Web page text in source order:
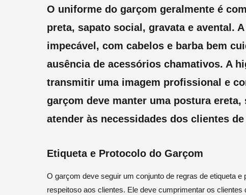
O uniforme do garçom geralmente é
preta, sapato social, gravata e avental.
impecável, com cabelos e barba bem
ausência de acessórios chamativos. A
transmitir uma imagem profissional e
garçom deve manter uma postura
atender às necessidades dos clientes
Etiqueta e Protocolo do Garçom
O garçom deve seguir um conjunto de regras de etiqueta
respeitoso aos clientes. Ele deve cumprimentar os